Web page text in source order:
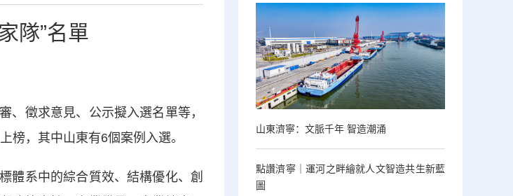
隊”名單
徵求意見、公示擬入選名單等，
榜，其中山東有6個案例入選。
系中的綜合質效、結構優化、創
山東濟寧：文脈千年 智造潮涌
點讚濟寧｜運河之畔繪就人文智造共生新藍
圖